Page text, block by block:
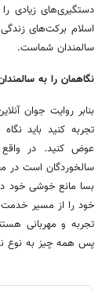
دستگیری‌های زیادی
اسلام برکت‌های
سالمندان شماست.
نگاهمان را به
بنابر روایت جوان
تجربه کنید باید
عوض کنید. در واقع
سالخوردگان است در
بسا مانع خوشی خود
خود را از مسیر خدمت
تجربه و مهربانی
پس همه چیز به نوع